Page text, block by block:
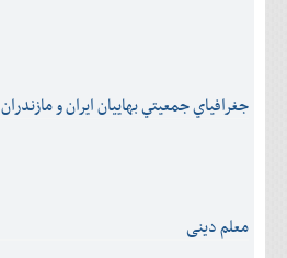
جغرافياي جمعيتي بهاییان ايران و مازندران
معلم دینی